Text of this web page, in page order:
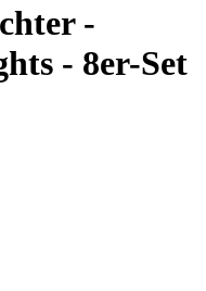
-
- 8er-Set